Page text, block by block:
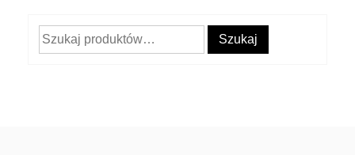
Szukaj: Szukaj